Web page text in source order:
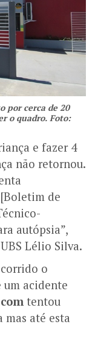
por cerca de 20
o quadro. Foto:
e fazer 4
não retornou.
de
autópsia”,
Lélio Silva.
o
um acidente
tentou
até esta